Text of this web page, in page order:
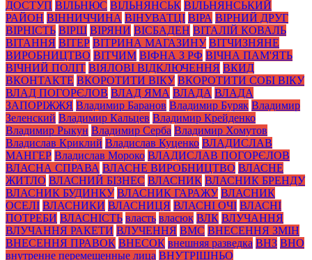
ДОСТУП ВІЛЬНЮС ВІЛЬНЯНСЬК ВІЛЬНЯНСЬКИЙ
РАЙОН ВІННИЧЧИНА ВІНУВАТЦІ ВІРА ВІРНИЙ ДРУГ
ВІРНІСТЬ ВІРШ ВІРЯНИ ВІСБАДЕН ВІТАЛІЙ КОВАЛЬ
ВІТАННЯ ВІТЕР ВІТРИНА МАГАЗИНУ ВІТЧИЗНЯНЕ
ВИРОБНИЦТВО ВІТЧИМ ВІФНА З РФ ВІЧНА ПАМ'ЯТЬ
ВІЧНИЙ ПОЛІТ ВІЯЛОВІ ВІДКЛЮЧЕННЯ ВКИД
ВКОНТАКТЕ ВКОРОТИТИ ВІКУ ВКОРОТИТИ СОБІ ВІКУ
ВЛАД ПОГОРЄЛОВ ВЛАД ЯМА ВЛАДА ВЛАДА
ЗАПОРІЖЖЯ Владимир Баранов Владимир Буряк Владимир
Зеленский Владимир Кальцев Владимир Крейденко
Владимир Рыкун Владимир Серба Владимир Хомутов
Владислав Криклий Владислав Куценко ВЛАДИСЛАВ
МАНГЕР Владислав Мороко ВЛАДИСЛАВ ПОГОРЄЛОВ
ВЛАСНА СПРАВА ВЛАСНЕ ВИРОБНИЦТВО ВЛАСНЕ
ЖИТЛО ВЛАСНИЙ БІЗНЕС ВЛАСНИК ВЛАСНИК БРЕНДУ
ВЛАСНИК БУДИНКУ ВЛАСНИК ГАРАЖУ ВЛАСНИК
ОСЕЛІ ВЛАСНИКИ ВЛАСНИЦЯ ВЛАСНІ ОЧІ ВЛАСНІ
ПОТРЕБИ ВЛАСНІСТЬ власть власюк ВЛК ВЛУЧАННЯ
ВЛУЧАННЯ РАКЕТИ ВЛУЧЕННЯ ВМС ВНЕСЕННЯ ЗМІН
ВНЕСЕННЯ ПРАВОК ВНЕСОК внешняя разведка ВНЗ ВНО
внутренне перемещенные лица ВНУТРІШНЬО